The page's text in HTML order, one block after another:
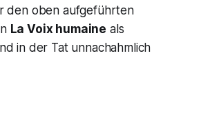
den oben aufgeführten
La Voix humaine als
in der Tat unnachahmlich